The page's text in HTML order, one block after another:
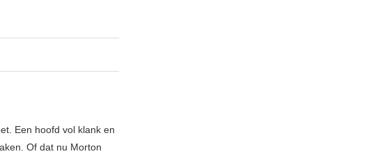
Een hoofd vol klank en
Of dat nu Morton